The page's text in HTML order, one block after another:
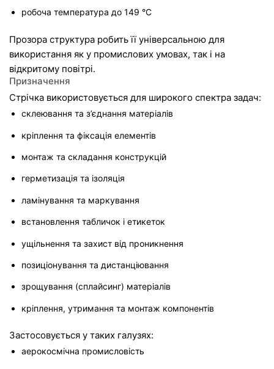
робоча температура до 149 °C
Прозора структура робить її універсальною для
використання як у промислових умовах, так і на
відкритому повітрі.
Призначення
Стрічка використовується для широкого спектра задач:
склеювання та з’єднання матеріалів
кріплення та фіксація елементів
монтаж та складання конструкцій
герметизація та ізоляція
ламінування та маркування
встановлення табличок і етикеток
ущільнення та захист від проникнення
позиціонування та дистанціювання
зрощування (сплайсинг) матеріалів
кріплення, утримання та монтаж компонентів
Застосовується у таких галузях:
аерокосмічна промисловість